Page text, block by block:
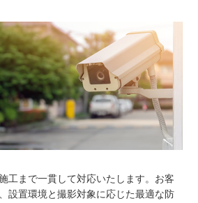
工まで一貫して対応いたします。お客
設置環境と撮影対象に応じた最適な防